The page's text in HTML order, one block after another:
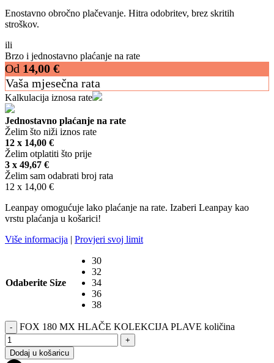
Enostavno obročno plačevanje. Hitra odobritev, brez skritih
stroškov.
ili
Brzo i jednostavno plaćanje na rate
Od 14,00 €
Vaša mjesečna rata
Kalkulacija iznosa rate
Jednostavno plaćanje na rate
Želim što niži iznos rate
12 x 14,00 €
Želim otplatiti što prije
3 x 49,67 €
Želim sam odabrati broj rata
12 x 14,00 €
Leanpay omogućuje lako plaćanje na rate. Izaberi Leanpay kao
vrstu plaćanja u košarici!
Više informacija | Provjeri svoj limit
Odaberite Size
30
32
34
36
38
- FOX 180 MX HLAČE KOLEKCIJA PLAVE količina
+
Dodaj u košaricu